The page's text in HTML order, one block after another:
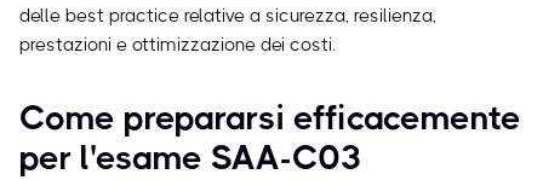
delle best practice relative a sicurezza, resilienza,
prestazioni e ottimizzazione dei costi.
Come prepararsi efficacemente
per l'esame SAA-C03